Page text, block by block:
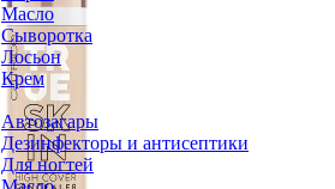
Масло
Сыворотка
Лосьон
Крем
Автозагары
Дезинфекторы и антисептики
Для ногтей